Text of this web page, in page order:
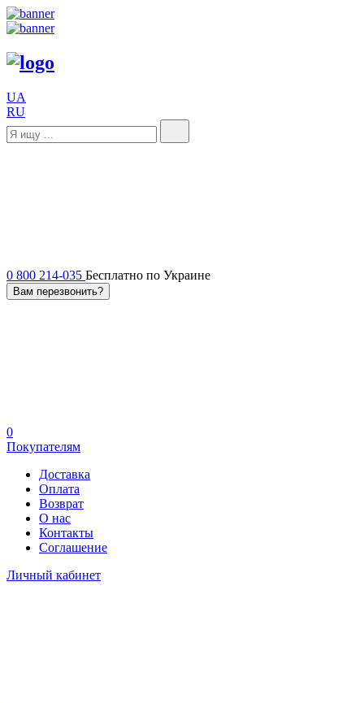
UA
RU
0 800 214-035 Бесплатно по Украине
Вам перезвонить?
0
Покупателям
Доставка
Оплата
Возврат
О нас
Контакты
Соглашение
Личный кабинет